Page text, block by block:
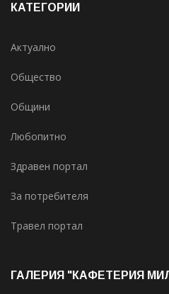
КАТЕГОРИИ
Актуално
Общество
Общини
Любопитно
Здравен портал
За потребителя
Травел портал
ГАЛЕРИЯ "КАФЕТЕРИЯ